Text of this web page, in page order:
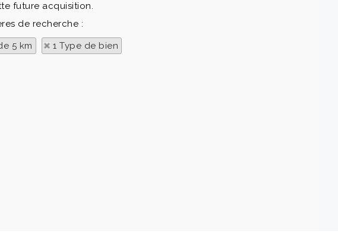
future acquisition.
de recherche :
5 km 1 Type de bien